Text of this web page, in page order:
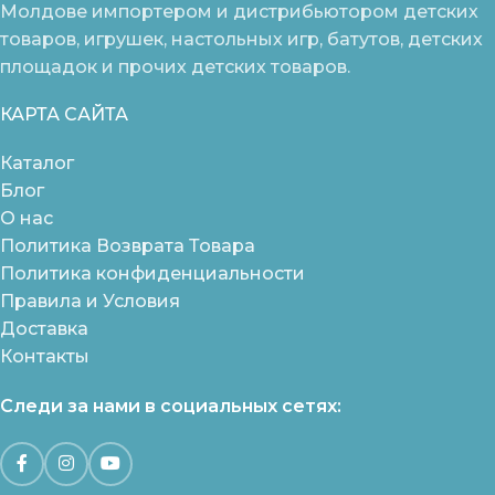
Молдове импортером и дистрибьютором детских
товаров, игрушек, настольных игр, батутов, детских
площадок и прочих детских товаров.
КАРТА САЙТА
Каталог
Блог
О нас
Политика Возврата Товара
Политика конфиденциальности
Правила и Условия
Доставка
Контакты
Следи за нами в социальных сетях: